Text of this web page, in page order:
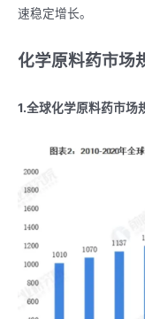
速稳定增长。
化学原料药市场
1.全球化学原料药市场